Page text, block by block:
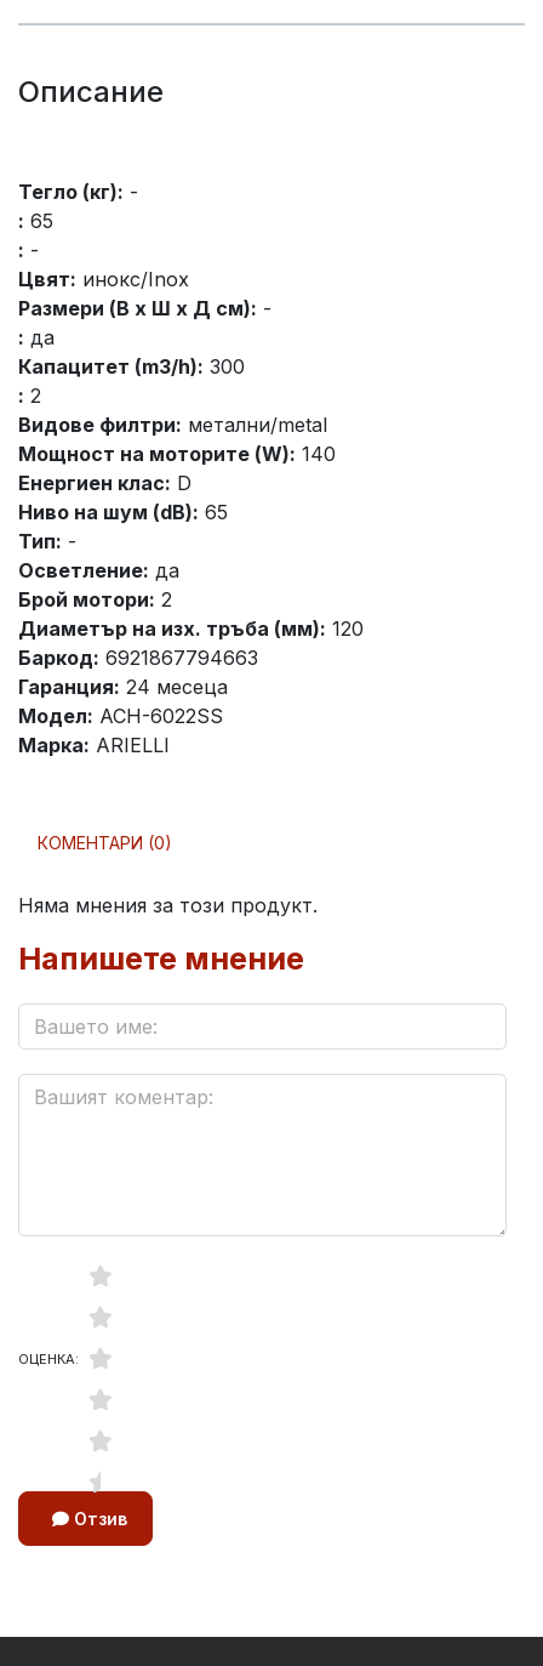
Описание
Тегло (кг): -
: 65
: -
Цвят: инокс/Inox
Размери (В х Ш х Д см): -
: да
Капацитет (m3/h): 300
: 2
Видове филтри: метални/metal
Мощност на моторите (W): 140
Енергиен клас: D
Ниво на шум (dB): 65
Тип: -
Осветление: да
Брой мотори: 2
Диаметър на изх. тръба (мм): 120
Баркод: 6921867794663
Гаранция: 24 месеца
Модел: ACH-6022SS
Марка: ARIELLI
КОМЕНТАРИ (0)
Няма мнения за този продукт.
Напишете мнение
ОЦЕНКА:
Отзив